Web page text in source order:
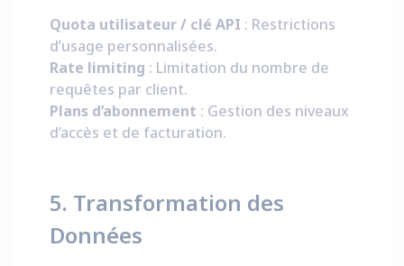
Quota utilisateur / clé API : Restrictions
d’usage personnalisées.
Rate limiting : Limitation du nombre de
requêtes par client.
Plans d’abonnement : Gestion des niveaux
d’accès et de facturation.
5. Transformation des
Données